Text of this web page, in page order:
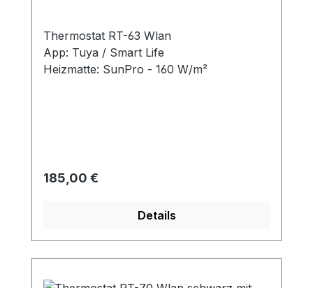
Thermostat RT-63 Wlan
App: Tuya / Smart Life
Heizmatte: SunPro - 160 W/m²
Regulärer Preis:
185,00 €
Details